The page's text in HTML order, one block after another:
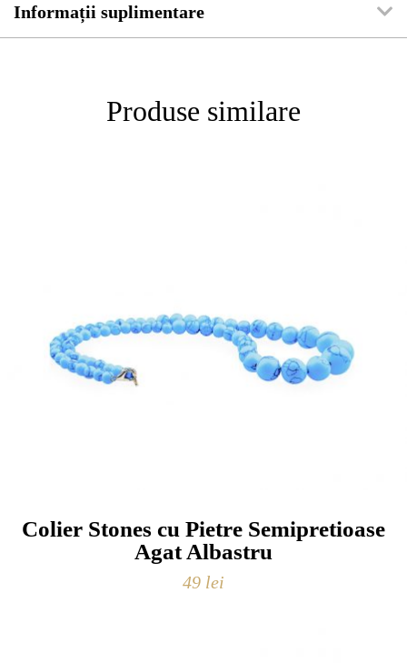
Informații suplimentare
Produse similare
Colier Stones cu Pietre Semipretioase
Agat Albastru
49 lei